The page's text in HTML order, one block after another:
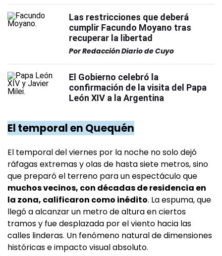
Las restricciones que deberá
cumplir Facundo Moyano tras
recuperar la libertad
PorRedacción Diario de Cuyo
El Gobierno celebró la
confirmación de la visita del Papa
León XIV a la Argentina
El temporal en Quequén
El temporal del viernes por la noche no solo dejó
ráfagas extremas y olas de hasta siete metros, sino
que preparó el terreno para un espectáculo que
muchos vecinos, con décadas de residencia en
la zona, calificaron como inédito. La espuma, que
llegó a alcanzar un metro de altura en ciertos
tramos y fue desplazada por el viento hacia las
calles linderas. Un fenómeno natural de dimensiones
históricas e impacto visual absoluto.